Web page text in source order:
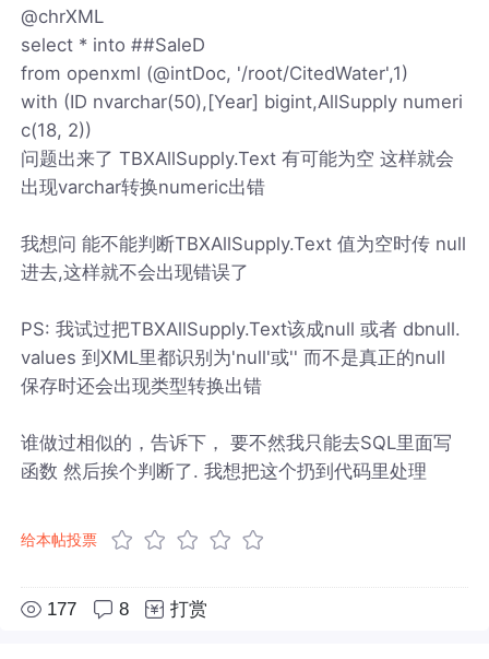
@chrXML
select * into ##SaleD
from openxml (@intDoc, '/root/CitedWater',1)
with (ID nvarchar(50),[Year] bigint,AllSupply numeri
c(18, 2))
问题出来了 TBXAllSupply.Text 有可能为空 这样就会
出现varchar转换numeric出错
我想问 能不能判断TBXAllSupply.Text 值为空时传 null
进去,这样就不会出现错误了
PS: 我试过把TBXAllSupply.Text该成null 或者 dbnull.
values 到XML里都识别为'null'或'' 而不是真正的null
保存时还会出现类型转换出错
谁做过相似的，告诉下， 要不然我只能去SQL里面写
函数 然后挨个判断了. 我想把这个扔到代码里处理
给本帖投票
177 8 打赏